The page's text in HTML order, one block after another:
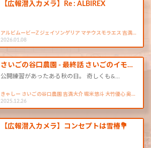
【広報潜入カメラ】Re : ALBIREX
アルビムービーZ ジェイソンゲリア マテウスモラエス 吉満…
2026.01.08
さいごの谷口農園 - 最終話 さいごのイモ…
公開練習があったある秋の日。 奇しくも&…
きゃしー さいごの谷口農園 吉満大介 堀米悠斗 大竹優心 奥…
2025.12.26
【広報潜入カメラ】コンセプトは雪椿💐